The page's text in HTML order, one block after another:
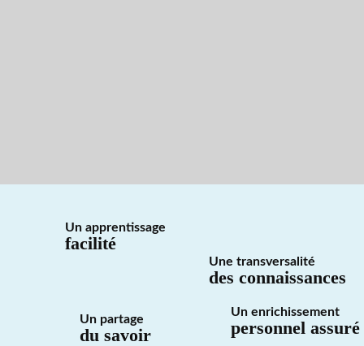
Un apprentissage
facilité
Une transversalité
des connaissances
Un partage
du savoir
Un enrichissement
personnel assuré